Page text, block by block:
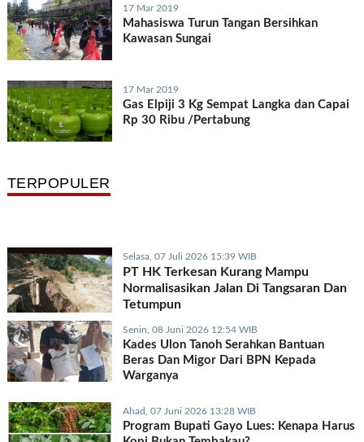
17 Mar 2019
Mahasiswa Turun Tangan Bersihkan
Kawasan Sungai
17 Mar 2019
Gas Elpiji 3 Kg Sempat Langka dan Capai
Rp 30 Ribu /Pertabung
TERPOPULER
Selasa, 07 Juli 2026 15:39 WIB
PT HK Terkesan Kurang Mampu
Normalisasikan Jalan Di Tangsaran Dan
Tetumpun
Senin, 08 Juni 2026 12:54 WIB
Kades Ulon Tanoh Serahkan Bantuan
Beras Dan Migor Dari BPN Kepada
Warganya
Ahad, 07 Juni 2026 13:28 WIB
Program Bupati Gayo Lues: Kenapa Harus